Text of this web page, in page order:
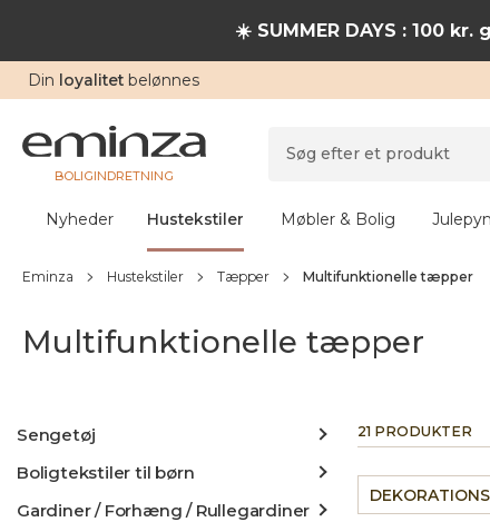
☀️ SUMMER DAYS : 100
Din loyalitet belønnes
BOLIGINDRETNING
Nyheder Hustekstiler Møbler & Bolig
Eminza Hustekstiler Tæpper Multifunktionelle tæpper
Multifunktionelle tæpper
Sengetøj
Boligtekstiler til børn
Gardiner / Forhæng / Rullegardiner
21 PRODUKTER